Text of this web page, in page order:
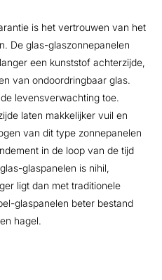
is het vertrouwen van het
De glas-glaszonnepanelen
een kunststof achterzijde,
van ondoordringbaar glas.
levensverwachting toe.
laten makkelijker vuil en
van dit type zonnepanelen
in de loop van de tijd
glaspanelen is nihil,
ligt dan met traditionele
glaspanelen beter bestand
hagel.